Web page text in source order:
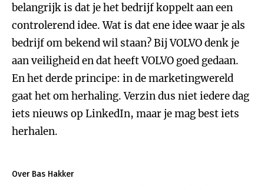
belangrijk is dat je het bedrijf koppelt aan een
controlerend idee. Wat is dat ene idee waar je als
bedrijf om bekend wil staan? Bij VOLVO denk je
aan veiligheid en dat heeft VOLVO goed gedaan.
En het derde principe: in de marketingwereld
gaat het om herhaling. Verzin dus niet iedere dag
iets nieuws op LinkedIn, maar je mag best iets
herhalen.
Over Bas Hakker